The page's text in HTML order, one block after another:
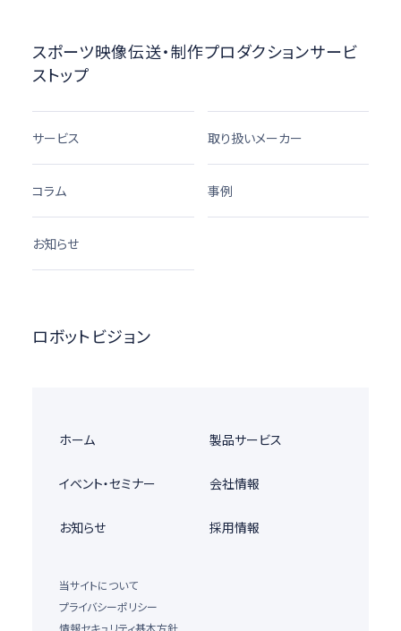
スポーツ映像伝送・制作プロダクションサービ
ストップ
サービス 取り扱いメーカー
コラム 事例
お知らせ
ロボットビジョン
ホーム 製品サービス
イベント・セミナー 会社情報
お知らせ 採用情報
当サイトについて
プライバシーポリシー
情報セキュリティ基本方針